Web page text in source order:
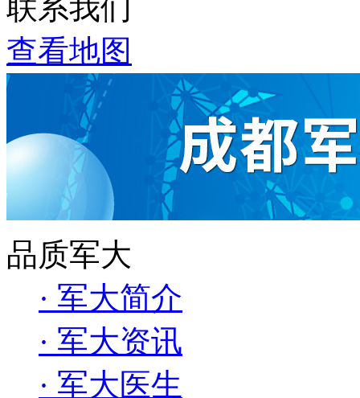
联系我们
查看地图
品质军大
· 军大简介
· 军大资讯
· 军大医生